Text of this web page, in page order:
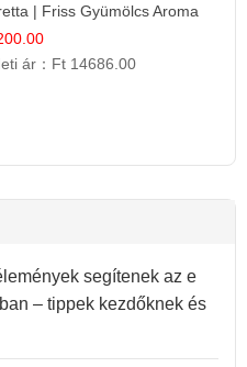
| Friss Gyümölcs Aroma
ár： Ft 14686.00
segítenek az e
– tippek kezdőknek és